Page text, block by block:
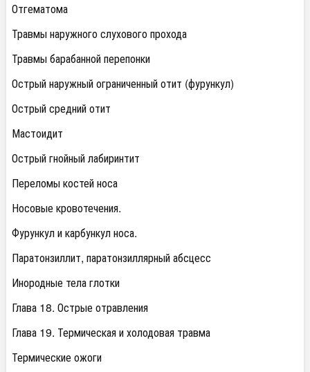
Отгематома
Травмы наружного слухового прохода
Травмы барабанной перепонки
Острый наружный ограниченный отит (фурункул)
Острый средний отит
Мастоидит
Острый гнойный лабиринтит
Переломы костей носа
Носовые кровотечения.
Фурункул и карбункул носа.
Паратонзиллит, паратонзиллярный абсцесс
Инородные тела глотки
Глава 18. Острые отравления
Глава 19. Термическая и холодовая травма
Термические ожоги